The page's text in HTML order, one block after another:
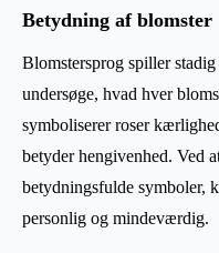
Betydning af blomster
Blomstersprog spiller
undersøge, hvad hver
symboliserer roser
betyder hengivenhed. Ved
betydningsfulde symboler,
personlig og mindeværdig.